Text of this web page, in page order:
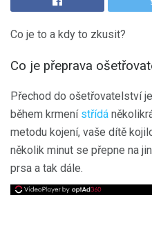
Co je to a kdy to zkusit?
Co je přeprava
Přechod do ošetřovatelství
během krmení střídá
metodu kojení, vaše dítě
několik minut se přepne na
prsa a tak dále.